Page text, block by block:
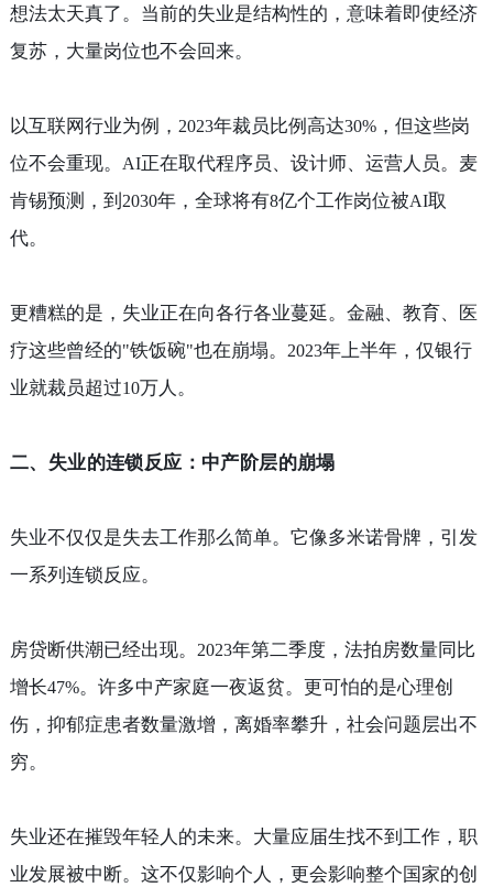
想法太天真了。当前的失业是结构性的，意味着即使经济
复苏，大量岗位也不会回来。
以互联网行业为例， 2023年裁员比例高达30%，但这些岗
位不会重现。 AI正在取代程序员、设计师、运营人员。麦
肯锡预测，到 2030年，全球将有8亿个工作岗位被AI取
代。
更糟糕的是，失业正在向各行各业蔓延。金融、教育、医
疗这些曾经的"铁饭碗"也在崩塌。 2023年上半年，仅银行
业就裁员超过10万人。
二、失业的连锁反应：中产阶层的崩塌
失业不仅仅是失去工作那么简单。它像多米诺骨牌，引发
一系列连锁反应。
房贷断供潮已经出现。 2023年第二季度，法拍房数量同比
增长47%。许多中产家庭一夜返贫。更可怕的是心理创
伤，抑郁症患者数量激增，离婚率攀升，社会问题层出不
穷。
失业还在摧毁年轻人的未来。大量应届生找不到工作，职
业发展被中断。这不仅影响个人，更会影响整个国家的创